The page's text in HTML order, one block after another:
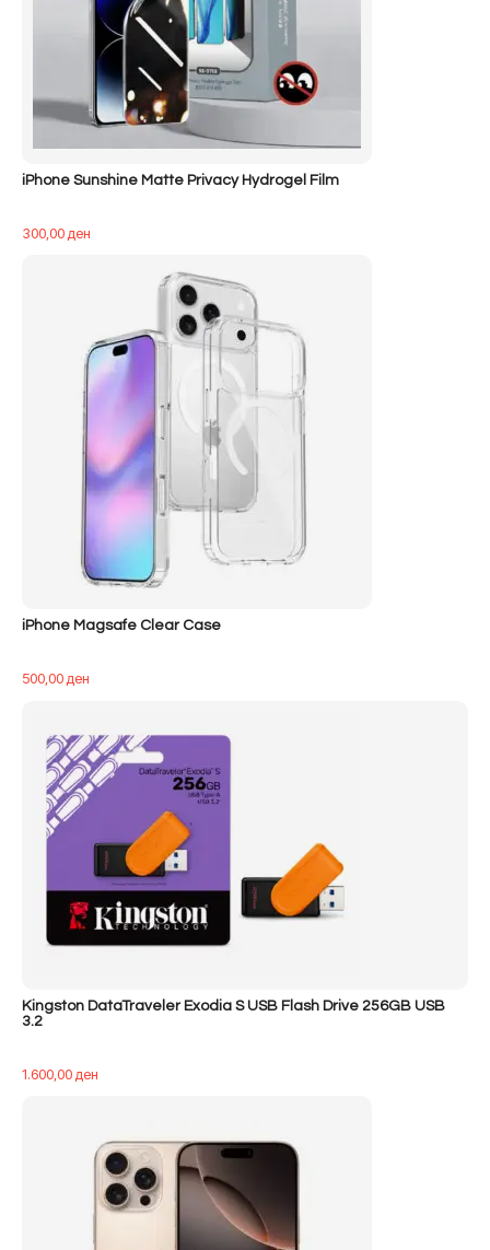
iPhone Sunshine Matte Privacy Hydrogel Film
300,00ден
iPhone Magsafe Clear Case
500,00ден
Kingston DataTraveler Exodia S USB Flash Drive 256GB USB
3.2
1.600,00ден